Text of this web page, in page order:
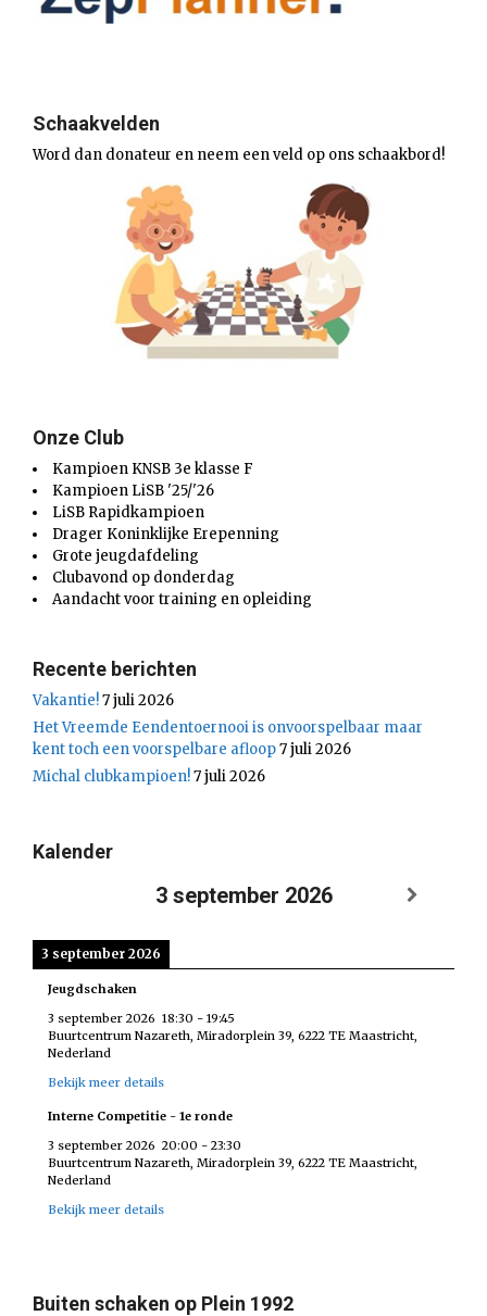
Schaakvelden
Word dan donateur en neem een veld op ons schaakbord!
Onze Club
Kampioen KNSB 3e klasse F
Kampioen LiSB '25/'26
LiSB Rapidkampioen
Drager Koninklijke Erepenning
Grote jeugdafdeling
Clubavond op donderdag
Aandacht voor training en opleiding
Recente berichten
Vakantie!7 juli 2026
Het Vreemde Eendentoernooi is onvoorspelbaar maar
kent toch een voorspelbare afloop7 juli 2026
Michal clubkampioen!7 juli 2026
Kalender
3 september 2026
3 september 2026
Jeugdschaken
3 september 2026 18:30 - 19:45
Buurtcentrum Nazareth, Miradorplein 39, 6222 TE Maastricht,
Nederland
Bekijk meer details
Interne Competitie - 1e ronde
3 september 2026 20:00 - 23:30
Buurtcentrum Nazareth, Miradorplein 39, 6222 TE Maastricht,
Nederland
Bekijk meer details
Buiten schaken op Plein 1992